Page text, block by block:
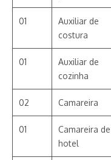
01
Auxiliar de
costura
01
Auxiliar de
cozinha
02 Camareira
01
Camareira de
hotel